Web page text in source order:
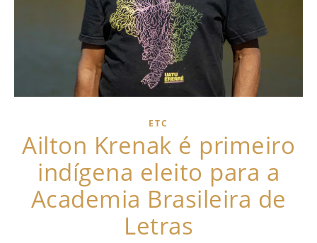
ETC
Ailton Krenak é primeiro
indígena eleito para a
Academia Brasileira de
Letras